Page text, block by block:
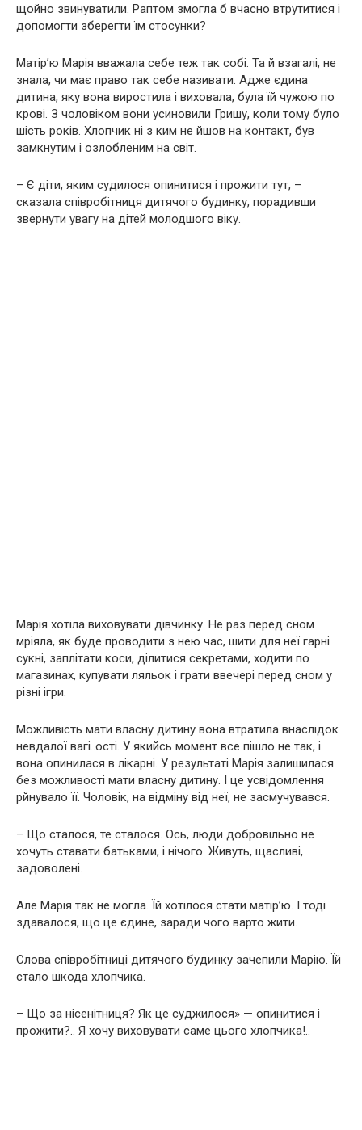
щойно звинуватили. Раптом змогла б вчасно втрутитися і
допомогти зберегти їм стосунки?
Матір’ю Марія вважала себе теж так собі. Та й взагалі, не
знала, чи має право так себе називати. Адже єдина
дитина, яку вона виростила і виховала, була їй чужою по
крові. З чоловіком вони усиновили Гришу, коли тому було
шість років. Хлопчик ні з ким не йшов на контакт, був
замкнутим і озлобленим на світ.
– Є діти, яким судилося опинитися і прожити тут, –
сказала співробітниця дитячого будинку, порадивши
звернути увагу на дітей молодшого віку.
Марія хотіла виховувати дівчинку. Не раз перед сном
мріяла, як буде проводити з нею час, шити для неї гарні
сукні, заплітати коси, ділитися секретами, ходити по
магазинах, купувати ляльок і грати ввечері перед сном у
різні ігри.
Можливість мати власну дитину вона втратила внаслідок
невдалої вагі..ості. У якийсь момент все пішло не так, і
вона опинилася в лікарні. У результаті Марія залишилася
без можливості мати власну дитину. І це усвідомлення
рйнувало її. Чоловік, на відміну від неї, не засмучувався.
– Що сталося, те сталося. Ось, люди добровільно не
хочуть ставати батьками, і нічого. Живуть, щасливі,
задоволені.
Але Марія так не могла. Їй хотілося стати матір’ю. І тоді
здавалося, що це єдине, заради чого варто жити.
Слова співробітниці дитячого будинку зачепили Марію. Їй
стало шкода хлопчика.
– Що за нісенітниця? Як це суджилося» — опинитися і
прожити?.. Я хочу виховувати саме цього хлопчика!..